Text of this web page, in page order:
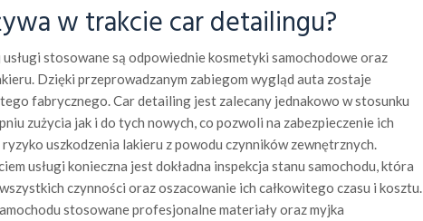
w trakcie car detailingu?
stosowane są odpowiednie kosmetyki samochodowe oraz
Dzięki przeprowadzanym zabiegom wygląd auta zostaje
fabrycznego. Car detailing jest zalecany jednakowo w stosunku
zużycia jak i do tych nowych, co pozwoli na zabezpieczenie ich
uszkodzenia lakieru z powodu czynników zewnętrznych.
usługi konieczna jest dokładna inspekcja stanu samochodu, która
czynności oraz oszacowanie ich całkowitego czasu i kosztu.
stosowane profesjonalne materiały oraz myjka